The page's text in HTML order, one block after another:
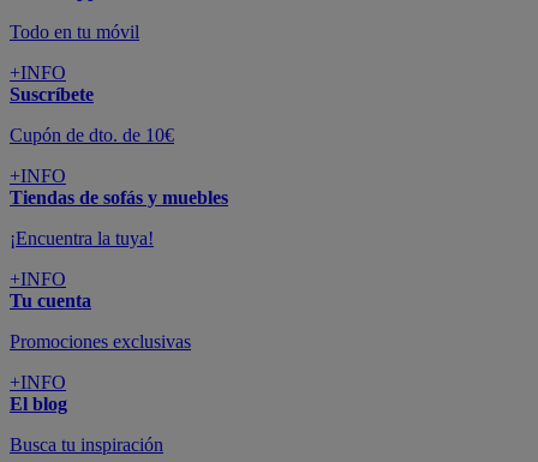
Todo en tu móvil
+INFO
Suscríbete
Cupón de dto. de 10€
+INFO
Tiendas de sofás y muebles
¡Encuentra la tuya!
+INFO
Tu cuenta
Promociones exclusivas
+INFO
El blog
Busca tu inspiración